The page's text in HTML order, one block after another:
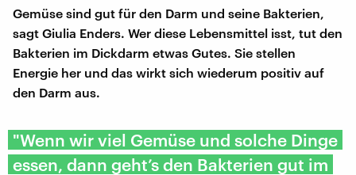
Gemüse sind gut für den Darm und seine Bakterien,
sagt Giulia Enders. Wer diese Lebensmittel isst, tut den
Bakterien im Dickdarm etwas Gutes. Sie stellen
Energie her und das wirkt sich wiederum positiv auf
den Darm aus.
"Wenn wir viel Gemüse und solche Dinge
essen, dann geht’s den Bakterien gut im